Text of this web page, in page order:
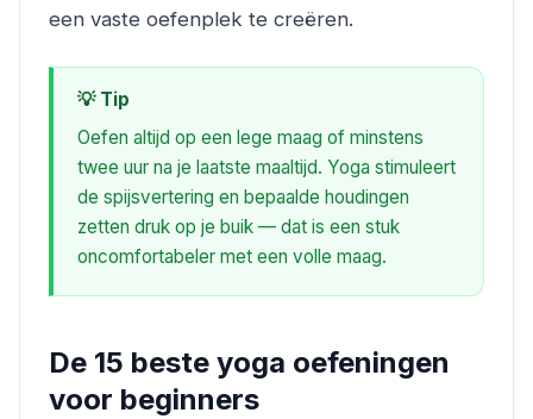
een vaste oefenplek te creëren.
💡 Tip
Oefen altijd op een lege maag of minstens
twee uur na je laatste maaltijd. Yoga stimuleert
de spijsvertering en bepaalde houdingen
zetten druk op je buik — dat is een stuk
oncomfortabeler met een volle maag.
De 15 beste yoga oefeningen
voor beginners